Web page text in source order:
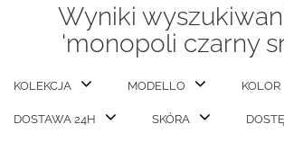
Wyniki
'monopoli czarny
KOLEKCJA MODELLO KOLOR
DOSTAWA 24H SKÓRA